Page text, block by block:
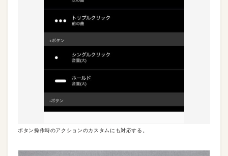
ボタン操作時のアクションのカスタムにも対応する。